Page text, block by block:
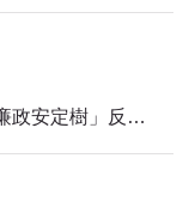
115年新北市政府警察局「共植三一廉政安定樹」反貪倡廉有獎徵答得獎名單公告